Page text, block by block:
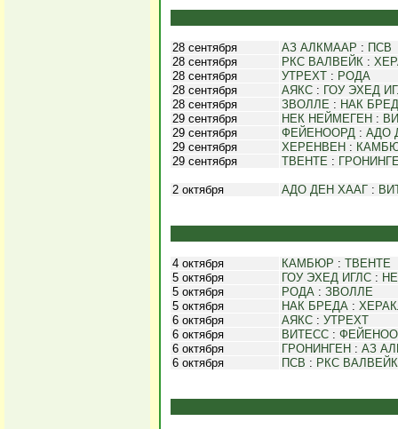
28 сентября АЗ АЛКМААР : ПСВ
28 сентября
РКС ВАЛВЕЙК :
28 сентября
УТРЕХТ : РОДА
28 сентября
АЯКС : ГОУ ЭХЕД
28 сентября
ЗВОЛЛЕ : НАК
29 сентября
НЕК НЕЙМЕГЕН :
29 сентября
ФЕЙЕНООРД : АДО
29 сентября
ХЕРЕНВЕН :
29 сентября
ТВЕНТЕ :
2 октября АДО ДЕН ХААГ :
4 октября КАМБЮР : ТВЕНТЕ
5 октября
ГОУ ЭХЕД ИГЛС :
5 октября
РОДА : ЗВОЛЛЕ
5 октября
НАК БРЕДА :
6 октября
АЯКС : УТРЕХТ
6 октября
ВИТЕСС :
6 октября
ГРОНИНГЕН : АЗ
6 октября
ПСВ : РКС ВАЛВЕЙК